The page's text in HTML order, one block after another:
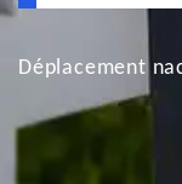
Déplacement